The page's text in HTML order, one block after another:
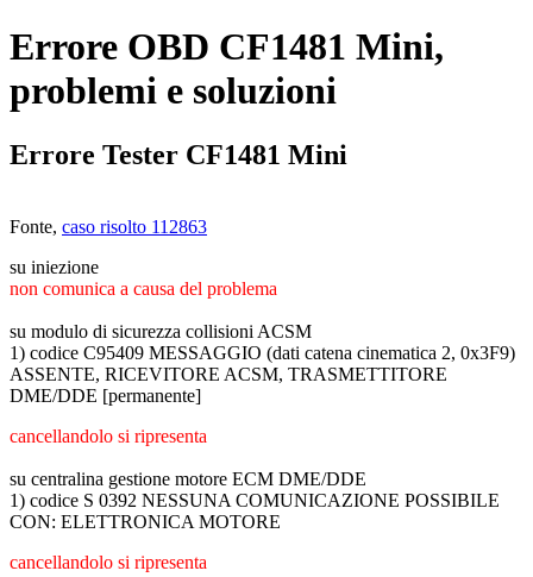
Errore OBD CF1481 Mini,
problemi e soluzioni
Errore Tester CF1481 Mini
Fonte, caso risolto 112863
su iniezione
non comunica a causa del problema
su modulo di sicurezza collisioni ACSM
1) codice C95409 MESSAGGIO (dati catena cinematica 2, 0x3F9)
ASSENTE, RICEVITORE ACSM, TRASMETTITORE
DME/DDE [permanente]
cancellandolo si ripresenta
su centralina gestione motore ECM DME/DDE
1) codice S 0392 NESSUNA COMUNICAZIONE POSSIBILE
CON: ELETTRONICA MOTORE
cancellandolo si ripresenta